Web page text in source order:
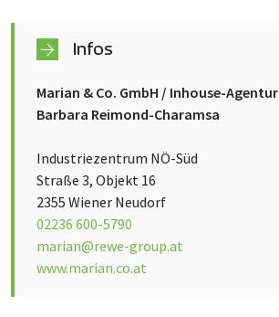
Infos
Marian & Co. GmbH / Inhouse-Agentur
Barbara Reimond-Charamsa
Industriezentrum NÖ-Süd
Straße 3, Objekt 16
2355 Wiener Neudorf
02236 600-5790
marian@rewe-group.at
www.marian.co.at